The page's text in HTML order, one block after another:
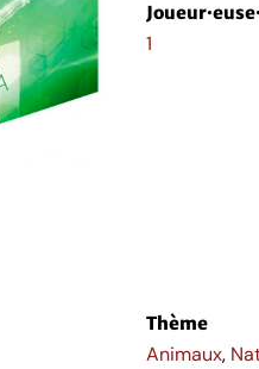
1
Thème
Animaux,